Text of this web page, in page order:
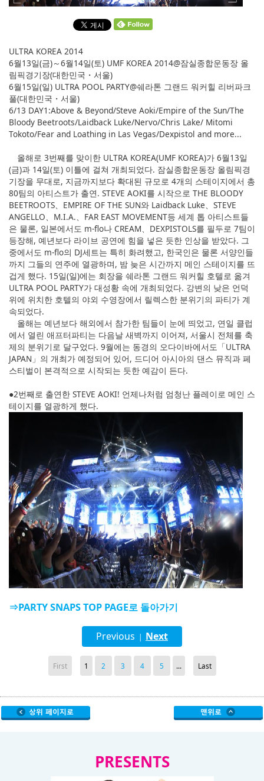
ULTRA KOREA 2014
6월13일(금)～6월14일(토) UMF KOREA 2014@잠실종합운동장 올
림픽경기장(대한민국・서울)
6월15일(일) ULTRA POOL PARTY@쉐라톤 그랜드 워커힐 리버파크
풀(대한민국・서울)
6/13 DAY1:Above & Beyond/Steve Aoki/Empire of the Sun/The
Bloody Beetroots/Laidback Luke/Nervo/Chris Lake/ Mitomi
Tokoto/Fear and Loathing in Las Vegas/Dexpistol and more...
올해로 3번째를 맞이한 ULTRA KOREA(UMF KOREA)가 6월13일
(금)과 14일(토) 이틀에 걸쳐 개최되었다. 잠실종합운동장 올림픽경
기장을 무대로, 지금까지보다 확대된 규모로 4개의 스테이지에서 총
80팀의 아티스트가 출연. STEVE AOKI를 시작으로 THE BLOODY
BEETROOTS、EMPIRE OF THE SUN와 Laidback Luke、STEVE
ANGELLO、M.I.A.、FAR EAST MOVEMENT등 세계 톱 아티스트들
은 물론, 일본에서도 m-flo나 CREAM、DEXPISTOLS를 필두로 7팀이
등장해, 예년보다 라이브 공연에 힘을 넣은 듯한 인상을 받았다. 그
중에서도 m-flo의 DJ세트는 특히 화려했고, 한국인은 물론 서양인들
까지 그들의 연주에 열광하며, 밤 늦은 시간까지 메인 스테이지를 뜨
겁게 했다. 15일(일)에는 회장을 쉐라톤 그랜드 워커힐 호텔로 옮겨
ULTRA POOL PARTY가 대성황 속에 개최되었다. 강변의 낮은 언덕
위에 위치한 호텔의 야외 수영장에서 릴렉스한 분위기의 파티가 계
속되었다.
올해는 예년보다 해외에서 참가한 팀들이 눈에 띄었고, 연일 클럽
에서 열린 애프터파티는 다음날 새벽까지 이어져, 서울시 전체를 축
제의 분위기로 달구었다. 9월에는 동경의 오다이바에서도「ULTRA
JAPAN」의 개최가 예정되어 있어, 드디어 아시아의 댄스 뮤직과 페
스티벌이 본격적으로 시작되는 듯한 예감이 든다.
●2번째로 출연한 STEVE AOKI! 언제나처럼 엄청난 플레이로 메인 스
테이지를 열광하게 했다.
⇒PARTY SNAPS TOP PAGE로 돌아가기
Previous | Next
First 1 2 3 4 5 ... Last
PRESENTS